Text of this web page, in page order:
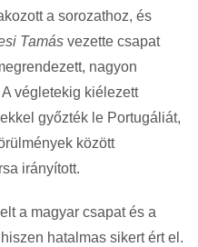
a sorozathoz, és
Tamás vezette csapat
nagyon
végletekig kiélezett
győzték le Portugáliát,
között
irányított.
a magyar csapat és a
hatalmas sikert ért el.